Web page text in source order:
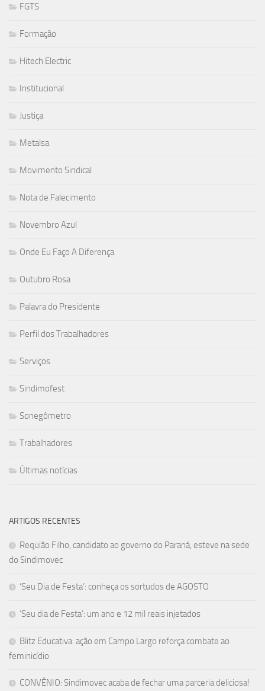
FGTS
Formação
Hitech Electric
Institucional
Justiça
Metalsa
Movimento Sindical
Nota de Falecimento
Novembro Azul
Onde Eu Faço A Diferença
Outubro Rosa
Palavra do Presidente
Perfil dos Trabalhadores
Serviços
Sindimofest
Sonegômetro
Trabalhadores
Últimas notícias
ARTIGOS RECENTES
Requião Filho, candidato ao governo do Paraná, esteve na sede
do Sindimovec
‘Seu Dia de Festa’: conheça os sortudos de AGOSTO
‘Seu dia de Festa’: um ano e 12 mil reais injetados
Blitz Educativa: ação em Campo Largo reforça combate ao
feminicídio
CONVÊNIO: Sindimovec acaba de fechar uma parceria deliciosa!